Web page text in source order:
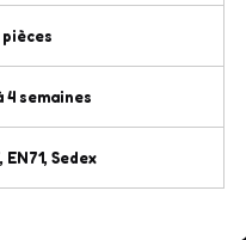
pièces
4 semaines
EN71, Sedex